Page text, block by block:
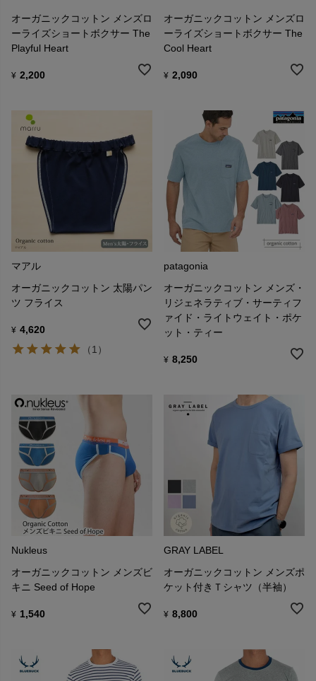
オーガニックコットン メンズロ
ーライズショートボクサー The
Playful Heart
¥ 2,200
オーガニックコットン メンズロ
ーライズショートボクサー The
Cool Heart
¥ 2,090
マアル
オーガニックコットン 太陽パン
ツ フライス
¥ 4,620
（1）
patagonia
オーガニックコットン メンズ・
リジェネラティブ・サーティフ
ァイド・ライトウェイト・ポケ
ット・ティー
¥ 8,250
Nukleus
オーガニックコットン メンズビ
キニ Seed of Hope
¥ 1,540
GRAY LABEL
オーガニックコットン メンズポ
ケット付きＴシャツ（半袖）
¥ 8,800